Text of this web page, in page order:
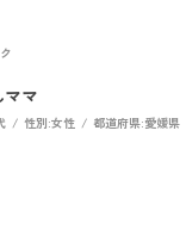
ママ
性別:女性 都道府県:愛媛県